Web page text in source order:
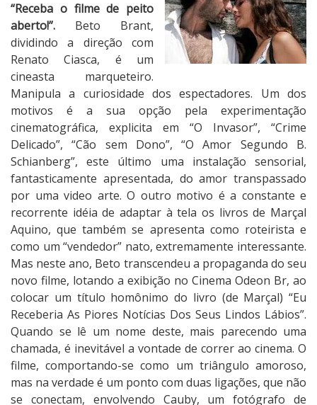
s
d
o
s
S
e
u
s
L
i
n
d
o
s
L
á
b
i
o
s
“Receba o filme de peito
aberto!”. Beto Brant,
dividindo a direção com
Renato Ciasca, é um
cineasta marqueteiro.
Manipula a curiosidade dos espectadores. Um dos
motivos é a sua opção pela experimentação
cinematográfica, explicita em “O Invasor”, “Crime
Delicado”, “Cão sem Dono”, “O Amor Segundo B.
Schianberg”, este último uma instalação sensorial,
fantasticamente apresentada, do amor transpassado
por uma video arte. O outro motivo é a constante e
recorrente idéia de adaptar à tela os livros de Marçal
Aquino, que também se apresenta como roteirista e
como um “vendedor” nato, extremamente interessante.
Mas neste ano, Beto transcendeu a propaganda do seu
novo filme, lotando a exibição no Cinema Odeon Br, ao
colocar um título homônimo do livro (de Marçal) “Eu
Receberia As Piores Notícias Dos Seus Lindos Lábios”.
Quando se lê um nome deste, mais parecendo uma
chamada, é inevitável a vontade de correr ao cinema. O
filme, comportando-se como um triângulo amoroso,
mas na verdade é um ponto com duas ligações, que não
se conectam, envolvendo Cauby, um fotógrafo de